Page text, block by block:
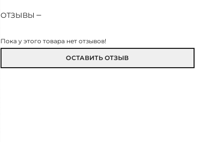
ОТЗЫВЫ
Пока у этого товара нет отзывов!
ОСТАВИТЬ ОТЗЫВ